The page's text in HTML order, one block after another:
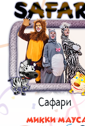
Сафари